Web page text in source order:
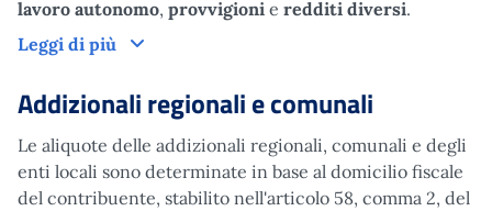
lavoro autonomo, provvigioni e redditi diversi.
Leggi di più
Certificazione Unica
Addizionali regionali e comunali
Le aliquote delle addizionali regionali, comunali e degli
enti locali sono determinate in base al domicilio fiscale
del contribuente, stabilito nell'articolo 58, comma 2, del